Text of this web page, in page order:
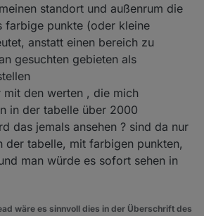
standort und außenrum die
farbige punkte (oder kleine
anstatt einen bereich zu
gesuchten gebieten als
den werten , die mich
in der tabelle über 2000
das jemals ansehen ? sind da nur
der tabelle, mit farbigen punkten,
man würde es sofort sehen in
wäre es sinnvoll dies in der Überschrift des